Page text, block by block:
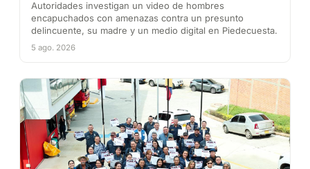
Autoridades investigan un video de hombres
encapuchados con amenazas contra un presunto
delincuente, su madre y un medio digital en Piedecuesta.
5 ago. 2026